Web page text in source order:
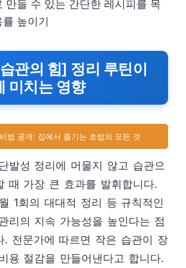
만들 수 있는 간단한 레시피를 목
높이기
관의 힘] 정리 루틴이
미치는 영향
법 공개: 집에서 즐기는 초밥의 모든 것
발성 정리에 머물지 않고 습관으
때 가장 큰 효과를 발휘합니다.
1회의 대대적 정리 등 규칙적인
리의 지속 가능성을 높인다는 점
. 전문가에 따르면 작은 습관이 장
용 절감을 만들어낸다고 합니다.